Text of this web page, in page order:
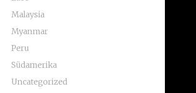
Malaysia
Myanmar
Peru
Südamerika
Uncategorized